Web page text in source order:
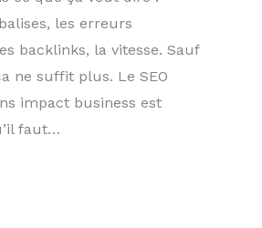
les erreurs
backlinks, la vitesse. Sauf
ne suffit plus. Le SEO
impact business est
faut…